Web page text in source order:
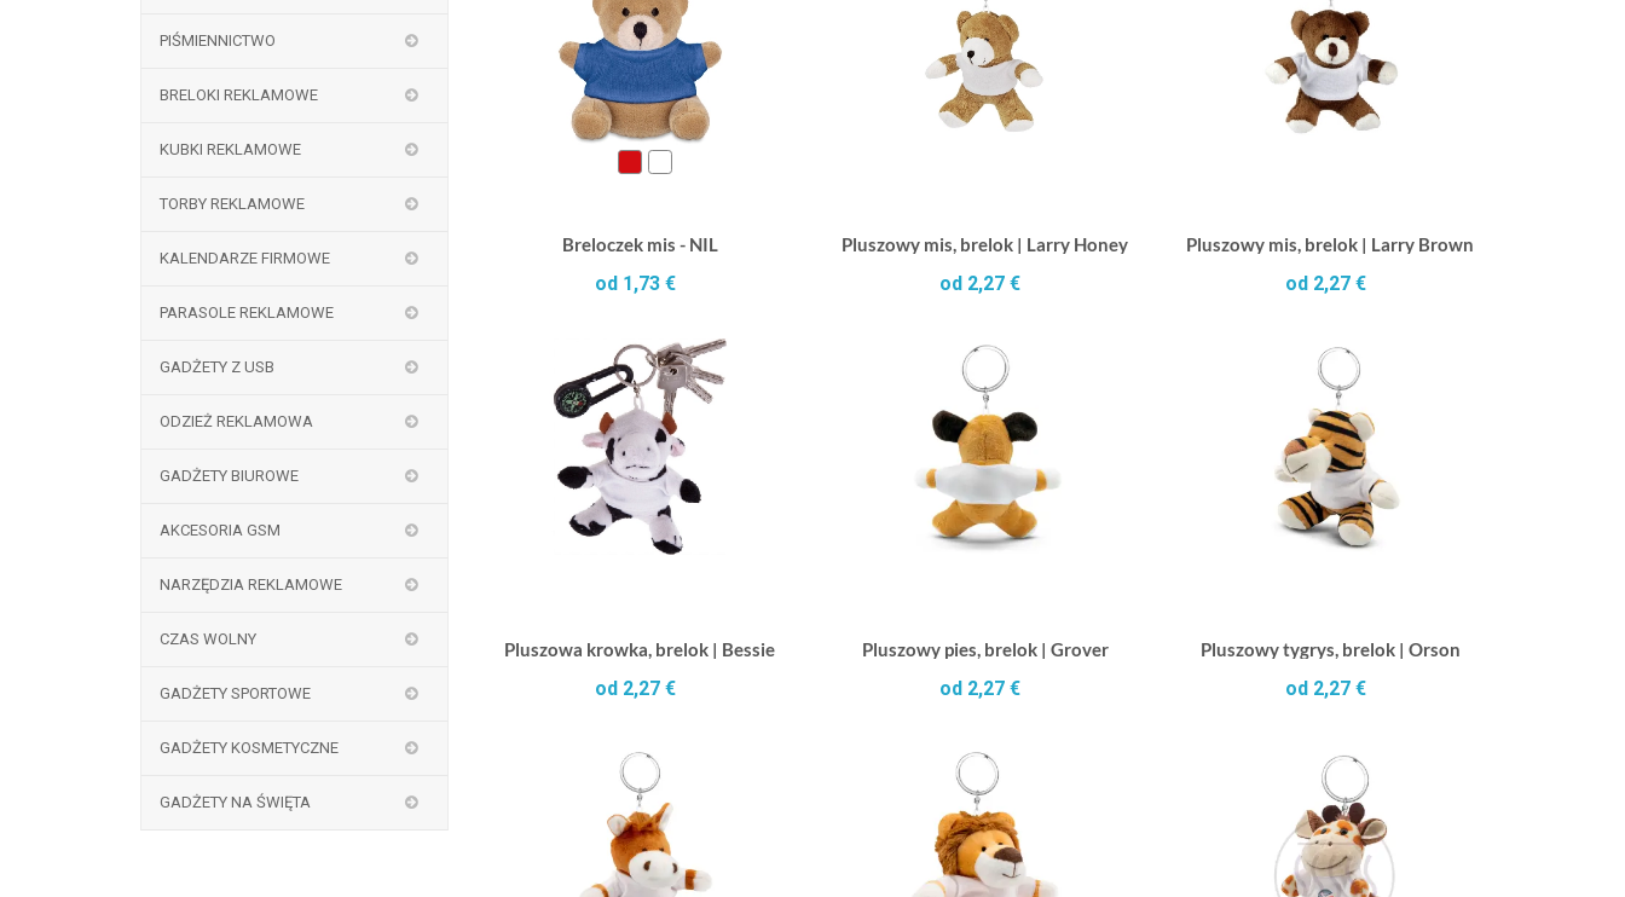
PIŚMIENNICTWO
BRELOKI REKLAMOWE
KUBKI REKLAMOWE
TORBY REKLAMOWE
KALENDARZE FIRMOWE
PARASOLE REKLAMOWE
GADŻETY Z USB
ODZIEŻ REKLAMOWA
GADŻETY BIUROWE
AKCESORIA GSM
NARZĘDZIA REKLAMOWE
CZAS WOLNY
GADŻETY SPORTOWE
GADŻETY KOSMETYCZNE
GADŻETY NA ŚWIĘTA
Breloczek mis - NIL
od 1,73 €
Pluszowy mis, brelok | Larry Honey
od 2,27 €
Pluszowy mis, brelok | Larry Brown
od 2,27 €
Pluszowa krowka, brelok | Bessie
od 2,27 €
Pluszowy pies, brelok | Grover
od 2,27 €
Pluszowy tygrys, brelok | Orson
od 2,27 €